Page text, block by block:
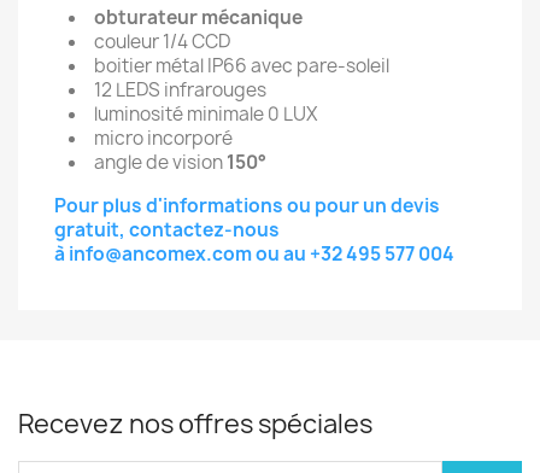
obturateur mécanique
couleur 1/4 CCD
boitier métal IP66 avec pare-soleil
12 LEDS infrarouges
luminosité minimale 0 LUX
micro incorporé
angle de vision150°
Pour plus d'informations ou pour un devis
gratuit, contactez-nous
à info@ancomex.comou au +32 495 577 004
Recevez nos offres spéciales